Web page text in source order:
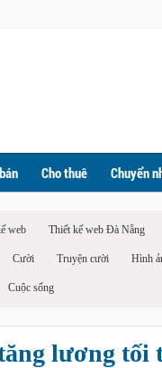
Cho thuê Chuyển
web Thiết kế web Đà Nẵng
Cười Truyện cười Hình
Cuộc sống
lương tối